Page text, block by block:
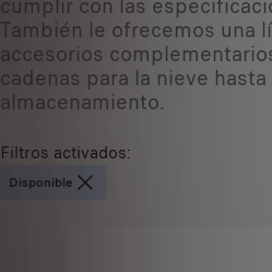
cumplir con las
También le ofrecemos una
accesorios
cadenas para la nieve
almacenamiento.
Filtros activados:
Disponible